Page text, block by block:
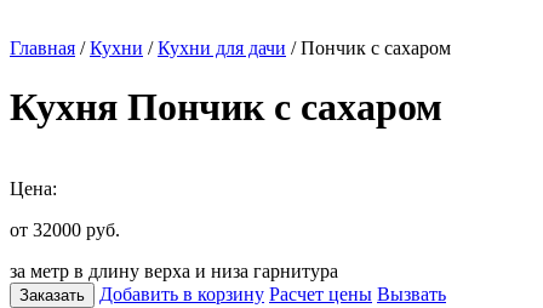
Главная /Кухни /Кухни для дачи / Пончик с сахаром
Кухня Пончик с сахаром
Цена:
от 32000 руб.
за метр в длину верха и низа гарнитура
Заказать Добавить в корзину Расчет цены Вызвать